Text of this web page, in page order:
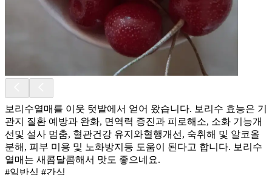
보리수열매를 이웃 텃밭에서 얻어 왔습니다. 보리수 효능은 기
관지 질환 예방과 완화, 면역력 증진과 피로해소, 소화 기능개
선및 설사 멈춤, 혈관건강 유지와혈행개선, 숙취해 및 알코올
분해, 피부 미용 및 노화방지등 도움이 된다고 합니다. 보리수
열매는 새콤달콤해서 맛도 좋으네요.
#일반식 #간식